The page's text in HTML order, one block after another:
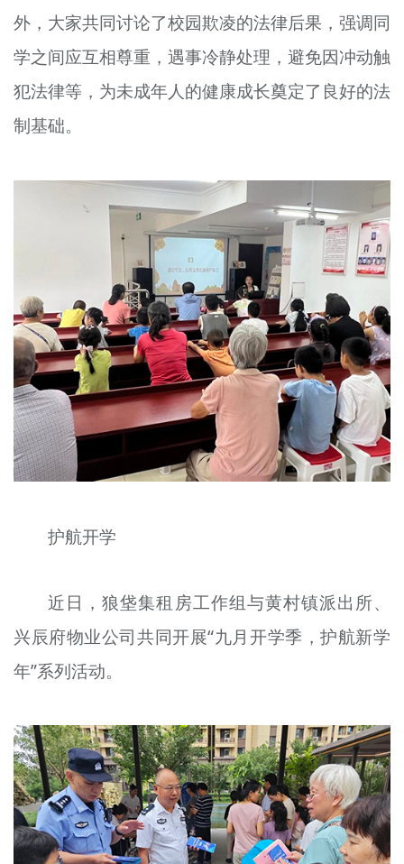
外，大家共同讨论了校园欺凌的法律后果，强调同
学之间应互相尊重，遇事冷静处理，避免因冲动触
犯法律等，为未成年人的健康成长奠定了良好的法
制基础。
护航开学
近日，狼垡集租房工作组与黄村镇派出所、
兴辰府物业公司共同开展“九月开学季，护航新学
年”系列活动。